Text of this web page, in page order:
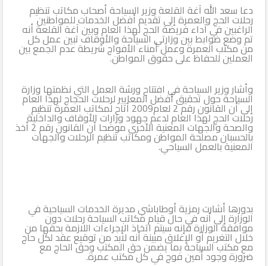
دعا سعد الله آغة القلعة وزير السياحة أصحاب مكاتب تنظيم
رحلات الحج والعمرة إلى تقديم أفضل الخدمات للمواطنين
الراغبين في آداء فريضة الحج لهذا العام وبين آغة القلعة أنه
تم وضع ضوابط بين وزارتي السياحة والأوقاف تبين عمل كل
من مكتب العمرة وعمل أمناء الأفواج شريطة عدم الجمع بين
العملين للحفاظ على حقوق المواطن.
وأشار وزير السياحة في افتتاح ورشة العمل التي نظمتها وزارة
السياحة حول تحقيق أفضل المعايير لرحلات الحجاج لهذا العام
إلى أن القانون رقم 2 لعام2009 أتاح لمكاتب العمرة تنظيم
رحلات الحج لهذا العام لدعم جهود وزارات الأوقاف والداخلية
والصحة والجهات المعنية الأخرى موضحا أن القانون رقم 2 أخذ
بالحسبان مصلحة المواطن ومكاتب تنظيم الرحلات والجهات
المعنية بالعمل السياحي.
بدورها أشارت رمزية أوطاباشي مديرة الخدمات السياحية في
الوزارة إلى أنه في حال قيام مكاتب السياحة رحلات دون
موافقة الوزارة فإنه سيتم اتخاذ الإجراءات اللازمة بحقها من
خلال التغريم أو الإغلاق مبينة أنه لابد من توقيع عقد لكل حاج
مع مكتب السياحة بما يضمن حق المكتب وحق الحاج مع
ضرورة وجود أمين فوج في كل مكتب عمرة.